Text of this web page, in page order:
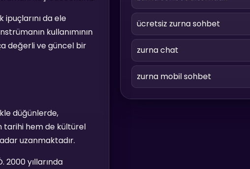
da ele
kullanımının
değerli ve güncel bir
düğünlerde,
tarihi hem de kültürel
uzanmaktadır.
2000 yıllarında
ücretsiz zurna sohbet
zurna chat
zurna mobil sohbet